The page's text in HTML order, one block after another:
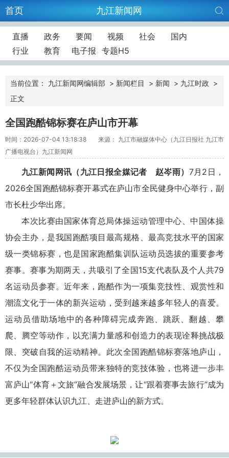
首页 九江新闻网
直播 政务 要闻 视频 社会
国内
行业
教育 电子报 专题H5
当前位置： 九江新闻网编辑部 > 新闻栏目 > 新闻 > 九江时政 >
正文
全国跑酷锦标赛在庐山市开幕
时间：2026-07-04 13:18:38
来源： 九江市融媒体中心（九江日报社 九江市
广播电视台）九江新闻网
九江新闻网讯（九江日报全媒记者 赵岑雨） 7月2日，
2026全国跑酷锦标赛开幕式在庐山市全民健身中心举行，副
市长杜少华出席。
本次比赛由国家体育总局体操运动管理中心、中国体操
协会主办，是我国跑酷项目最高规格、最高竞技水平的国家
级一类锦标赛，也是国家跑酷集训队运动员选拔的重要参考
赛事。赛事为期两天，共吸引了全国15支代表队及个人共79
名运动员参赛。近年来，跑酷作为一项集竞技性、观赏性和
潮流文化于一体的新兴运动，受到越来越多年轻人的喜爱。
运动员借助场地中的各种障碍完成奔跑、跳跃、翻越、攀
爬、腾空等动作，以充满力量感和创造力的表现诠释挑战极
限、突破自我的运动精神。此次全国跑酷锦标赛落地庐山，
不仅为全国跑酷运动员带来独特的竞技体验，也将进一步丰
富庐山“体育＋文旅”融合发展场景，让“跟着赛事去旅行”成为
更多年轻群体认识九江、走进庐山的新方式。